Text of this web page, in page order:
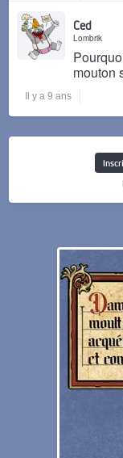
Ced
Lombrik
mouton
Il y a 9 ans